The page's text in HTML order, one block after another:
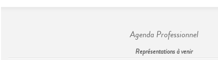
Agenda Professionnel
Représentations à venir